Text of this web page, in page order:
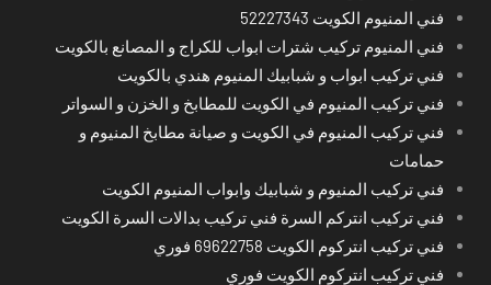
فني المنيوم الكويت 52227343
فني المنيوم تركيب شترات ابواب للكراج و المصانع بالكويت
فني تركيب ابواب و شبابيك المنيوم هندي بالكويت
فني تركيب المنيوم في الكويت للمطابخ و الخزن و السواتر
فني تركيب المنيوم في الكويت و صيانة مطابخ المنيوم و
حمامات
فني تركيب المنيوم و شبابيك وابواب المنيوم الكويت
فني تركيب انتركم السرة فني تركيب بدالات السرة الكويت
فني تركيب انتركوم الكويت 69622758 فوري
فني تركيب انتركوم الكويت فوري